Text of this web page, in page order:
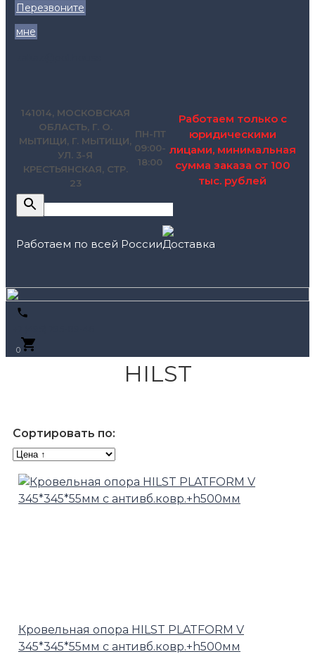
Перезвоните
мне
141014, МОСКОВСКАЯ
ОБЛАСТЬ, Г. О.
МЫТИЩИ, Г. МЫТИЩИ,
УЛ. 3-Я
КРЕСТЬЯНСКАЯ, СТР.
23
ПН-ПТ
09:00-
18:00
Работаем только с
юридическими
лицами, минимальная
сумма заказа от 100
тыс. рублей
Работаем по всей России
0
HILST
Сортировать по:
Кровельная опора HILST PLATFORM V
345*345*55мм с антивб.ковр.+h500мм